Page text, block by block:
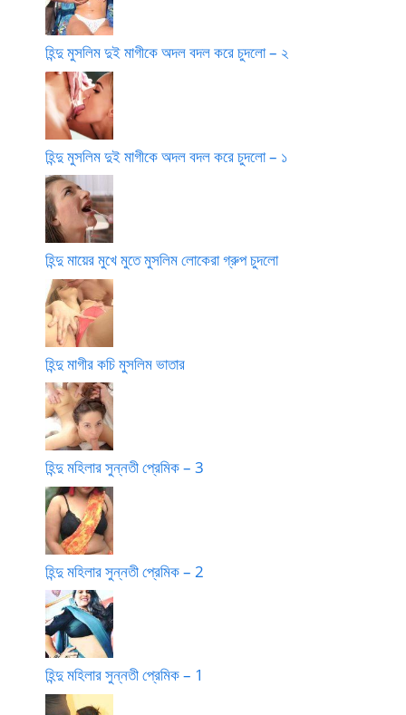
হিন্দু মুসলিম দুই মাগীকে অদল বদল করে চুদলো – ২
হিন্দু মুসলিম দুই মাগীকে অদল বদল করে চুদলো – ১
হিন্দু মায়ের মুখে মুতে মুসলিম লোকেরা গ্রুপ চুদলো
হিন্দু মাগীর কচি মুসলিম ভাতার
হিন্দু মহিলার সুন্নতী প্রেমিক – 3
হিন্দু মহিলার সুন্নতী প্রেমিক – 2
হিন্দু মহিলার সুন্নতী প্রেমিক – 1